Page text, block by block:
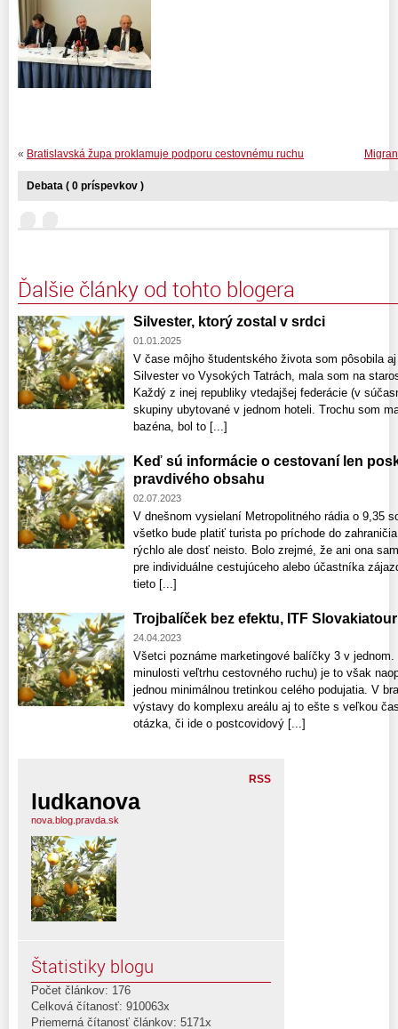
« Bratislavská župa proklamuje podporu cestovnému ruchu
Debata ( 0 príspevkov )
Ďalšie články od tohto blogera
Silvester, ktorý zostal v srdci
01.01.2025
V čase môjho študentského života som pôsobila
Silvester vo Vysokých Tatrách, mala som na
Každý z inej republiky vtedajšej federácie (v
skupiny ubytované v jednom hoteli. Trochu som
bazéna, bol to [...]
Keď sú informácie o cestovaní len
pravdivého obsahu
02.07.2023
V dnešnom vysielaní Metropolitného rádia o 9,35
všetko bude platiť turista po príchode do
rýchlo ale dosť neisto. Bolo zrejmé, že ani ona
pre individuálne cestujúceho alebo účastníka
tieto [...]
Trojbalíček bez efektu, ITF
24.04.2023
Všetci poznáme marketingové balíčky 3 v
minulosti veľtrhu cestovného ruchu) je to však
jednou minimálnou tretinkou celého podujatia. V
výstavy do komplexu areálu aj to ešte s veľkou
otázka, či ide o postcovidový [...]
RSS
ludkanova
nova.blog.pravda.sk
Štatistiky blogu
Počet článkov: 176
Celková čítanosť: 910063x
Priemerná čítanosť článkov: 5171x